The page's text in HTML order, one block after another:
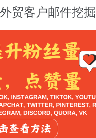
贸客户邮件挖